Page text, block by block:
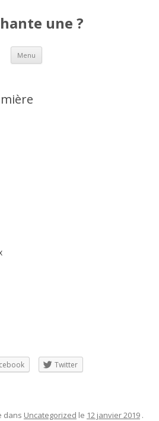
une ?
Menu Aller
contenu
Twitter
dans Uncategorized le 12 janvier 2019 .